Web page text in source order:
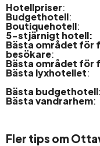
Hotellpriser:
Budgethotell:
Boutiquehotell:
5-stjärnigt hotell:
Bästa området för
besökare:
Bästa området för
Bästa lyxhotellet:
Bästa
Bästa vandrarhem:
Fler tips om